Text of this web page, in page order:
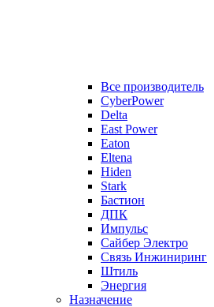
Все производитель
CyberPower
Delta
East Power
Eaton
Eltena
Hiden
Stark
Бастион
ДПК
Импульс
Сайбер Электро
Связь Инжиниринг
Штиль
Энергия
Назначение